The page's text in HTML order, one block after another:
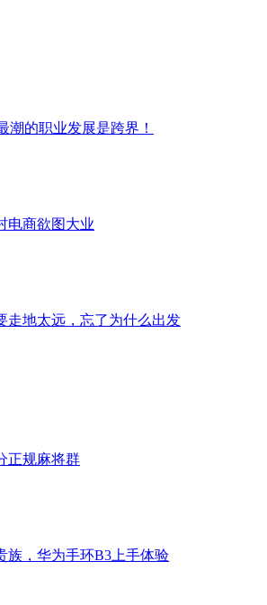
潮的职业发展是跨界！
电商欲图大业
走地太远，忘了为什么出发
正规麻将群
族，华为手环B3上手体验